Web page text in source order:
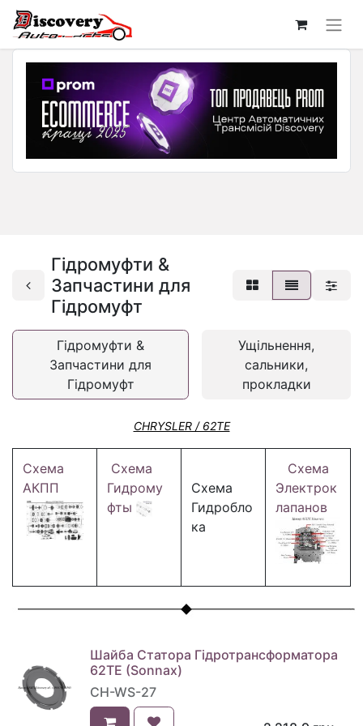
Гідромуфти &
Запчастини для
Гідромуфт
Гідромуфти &
Запчастини для
Гідромуфт
Ущільнення,
сальники,
прокладки
CHRYSLER / 62TE
Схема
АКПП
Схема
Гидрому
фты
Схема
Гидробло
ка
Схема
Электрок
лапанов
Шайба Статора Гідротрансформатора
62TE (Sonnax)
CH-WS-27